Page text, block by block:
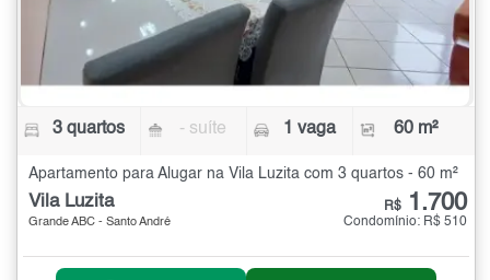
3 quartos - suíte 1 vaga 60 m²
Apartamento para Alugar na Vila Luzita com 3 quartos - 60 m²
Vila Luzita
Grande ABC - Santo André
R$ 1.700
Condomínio: R$ 510